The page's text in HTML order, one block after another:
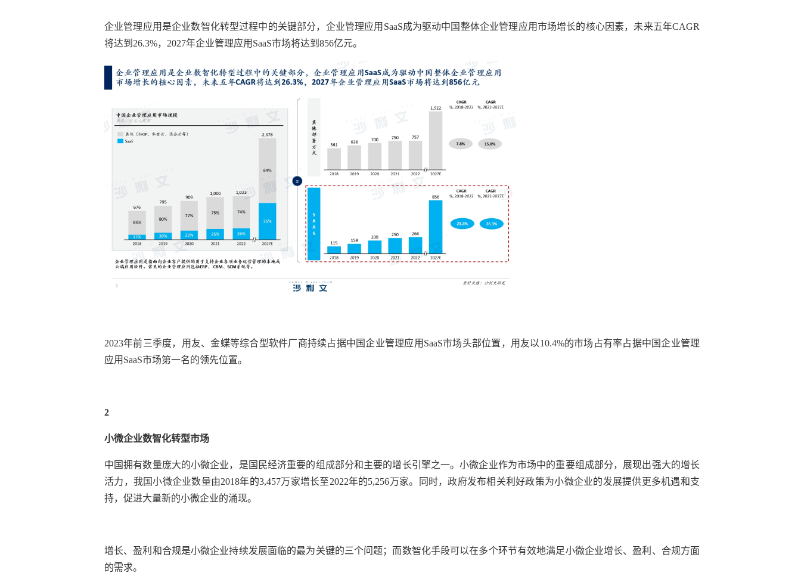
企业管理应用是企业数智化转型过程中的关键部分，企业管理应用 SaaS成为驱动中国整体企业管理应用市场增长的核心因素，未来五年CAGR
将达到26.3%，2027年企业管理应用SaaS市场将达到856亿元。
2023年前三季度，用友、金蝶等综合型软件厂商持续占据中国企业管理应用SaaS市场头部位置，用友以10.4%的市场占有率占据中国企业管理
应用SaaS市场第一名的领先位置。
2
小微企业数智化转型市场
中国拥有数量庞大的小微企业，是国民经济重要的组成部分和主要的增长引擎之一。小微企业作为市场中的重要组成部分，展现出强大的增长
活力，我国小微企业数量由2018年的3,457万家增长至2022年的5,256万家。同时，政府发布相关利好政策为小微企业的发展提供更多机遇和支
持，促进大量新的小微企业的涌现。
增长、盈利和合规是小微企业持续发展面临的最为关键的三个问题；而数智化手段可以在多个环节有效地满足小微企业增长、盈利、合规方面
的需求。